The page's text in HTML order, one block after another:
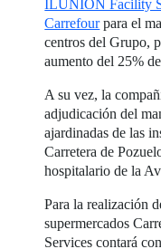
ILUNION Facility
Carrefourpara el
centros del Grupo,
aumento del 25%
A su vez, la
adjudicación del
ajardinadas de las
Carretera de
hospitalario de la
Para la realización
supermercados
Services contará